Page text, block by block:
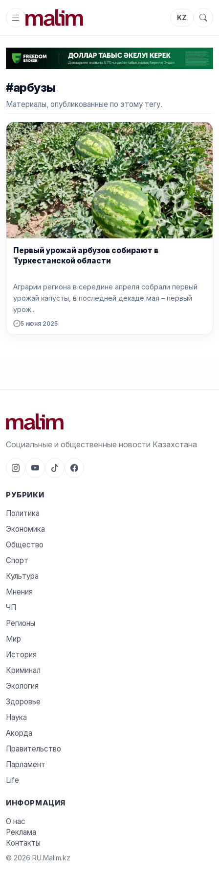
KZ
#арбузы
Материалы, опубликованные по этому тегу.
Первый урожай арбузов собирают в
Туркестанской области
Аграрии региона в середине апреля собрали первый
урожай капусты, в последней декаде мая – первый
урож...
5 июня 2025
Социальные и общественные новости Казахстана
РУБРИКИ
Политика
Экономика
Общество
Спорт
Культура
Мнения
ЧП
Регионы
Мир
История
Криминал
Экология
Здоровье
Наука
Акорда
Правительство
Парламент
Life
ИНФОРМАЦИЯ
О нас
Реклама
Контакты
© 2026 RU.Malim.kz